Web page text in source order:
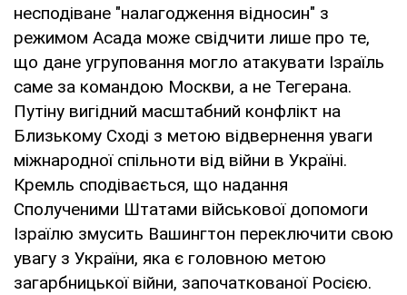
несподіване "налагодження відносин" з
режимом Асада може свідчити лише про те,
що дане угруповання могло атакувати Ізраїль
саме за командою Москви, а не Тегерана.
Путіну вигідний масштабний конфлікт на
Близькому Сході з метою відвернення уваги
міжнародної спільноти від війни в Україні.
Кремль сподівається, що надання
Сполученими Штатами військової допомоги
Ізраїлю змусить Вашингтон переключити свою
увагу з України, яка є головною метою
загарбницької війни, започаткованої Росією.